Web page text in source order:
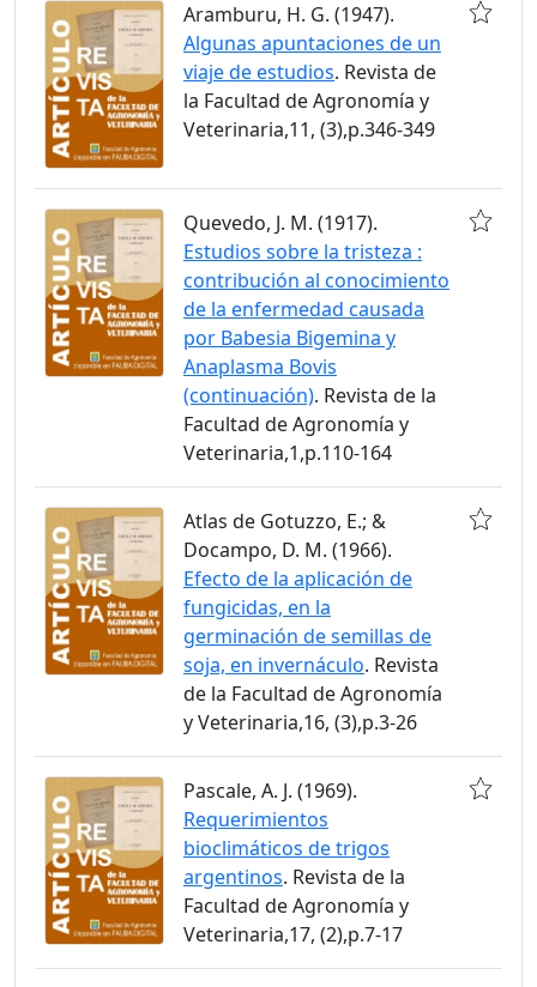
Aramburu, H. G. (1947).
Algunas apuntaciones de un
viaje de estudios. Revista de
la Facultad de Agronomía y
Veterinaria,11, (3),p.346-349
Quevedo, J. M. (1917).
Estudios sobre la tristeza :
contribución al conocimiento
de la enfermedad causada
por Babesia Bigemina y
Anaplasma Bovis
(continuación). Revista de la
Facultad de Agronomía y
Veterinaria,1,p.110-164
Atlas de Gotuzzo, E.; &
Docampo, D. M. (1966).
Efecto de la aplicación de
fungicidas, en la
germinación de semillas de
soja, en invernáculo. Revista
de la Facultad de Agronomía
y Veterinaria,16, (3),p.3-26
Pascale, A. J. (1969).
Requerimientos
bioclimáticos de trigos
argentinos. Revista de la
Facultad de Agronomía y
Veterinaria,17, (2),p.7-17